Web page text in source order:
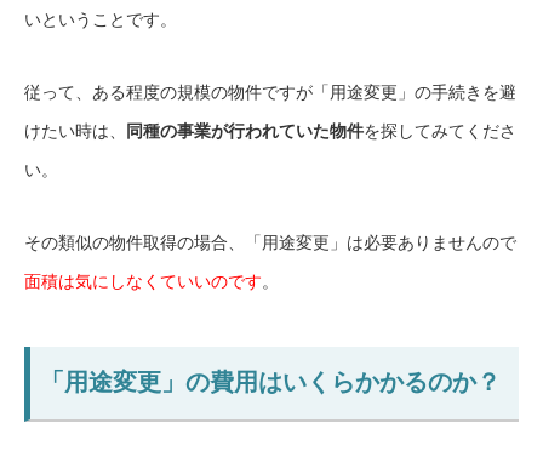
いということです。
従って、ある程度の規模の物件ですが「用途変更」の手続きを避
けたい時は、 同種の事業が行われていた物件を探してみてくださ
い。
その類似の物件取得の場合、「用途変更」は必要ありませんので
面積は気にしなくていいのです。
「用途変更」の費用はいくらかかるのか？